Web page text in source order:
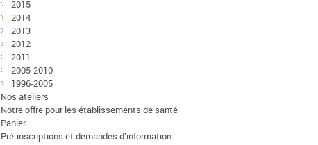
2015
2014
2013
2012
2011
2005-2010
1996-2005
Nos ateliers
Notre offre pour les établissements de santé
Panier
Pré-inscriptions et demandes d’information